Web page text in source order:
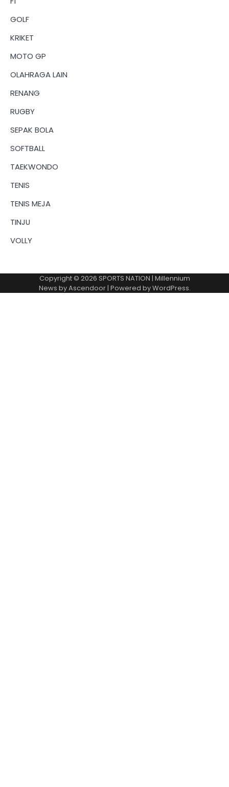
GOLF
KRIKET
MOTO GP
OLAHRAGA LAIN
RENANG
RUGBY
SEPAK BOLA
SOFTBALL
TAEKWONDO
TENIS
TENIS MEJA
TINJU
VOLLY
Copyright © 2026 SPORTS NATION | Millennium
News byAscendoor| Powered byWordPress.